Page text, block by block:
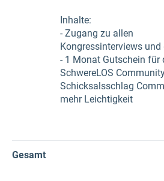
Inhalte:
- Zugang zu allen
Kongressinterviews und
- 1 Monat Gutschein für
SchwereLOS
Schicksalsschlag
mehr Leichtigkeit
Gesamt